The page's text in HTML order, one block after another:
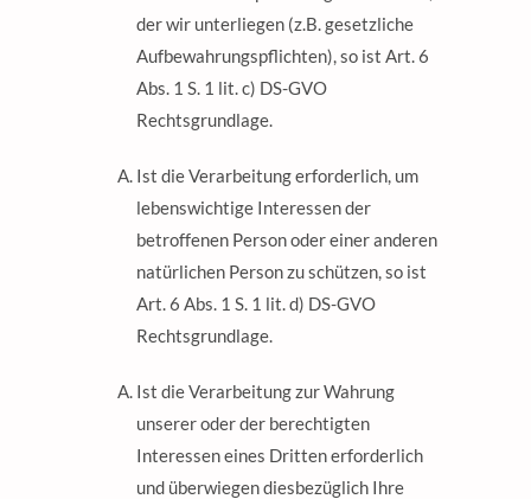
der wir unterliegen (z.B. gesetzliche
Aufbewahrungspflichten), so ist Art. 6
Abs. 1 S. 1 lit. c) DS-GVO
Rechtsgrundlage.
Ist die Verarbeitung erforderlich, um
lebenswichtige Interessen der
betroffenen Person oder einer anderen
natürlichen Person zu schützen, so ist
Art. 6 Abs. 1 S. 1 lit. d) DS-GVO
Rechtsgrundlage.
Ist die Verarbeitung zur Wahrung
unserer oder der berechtigten
Interessen eines Dritten erforderlich
und überwiegen diesbezüglich Ihre